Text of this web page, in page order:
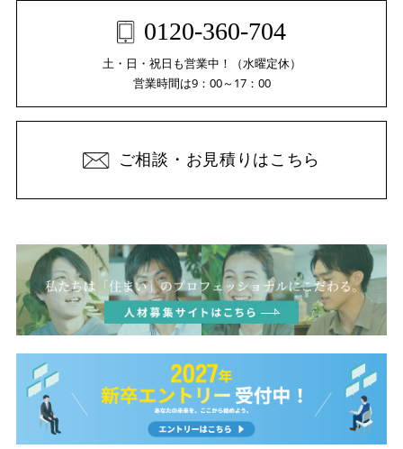
0120-360-704
土・日・祝日も営業中！（水曜定休）
営業時間は9：00～17：00
ご相談・お見積りはこちら